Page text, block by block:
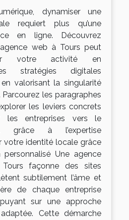
dynamiser une
requiert plus qu’une
en ligne. Découvrez
web à Tours peut
votre activité en
stratégies digitales
valorisant la singularité
les paragraphes
les leviers concrets
les entreprises vers le
grâce à l’expertise
votre identité locale grâce
Une agence
façonne des sites
subtilement l’âme et
de chaque entreprise
sur une approche
Cette démarche